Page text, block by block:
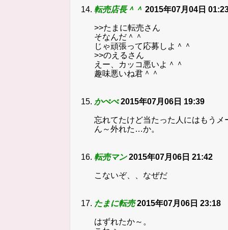
転売店長＾＾ 2015年07月04日
>>たまに転売さん
そなんだ＾＾
じゃ頑張って応募しよ＾＾
>>のえるさん
えー、カッコ悪いよ＾＾
趣味悪いね君＾＾
かぺぺ 2015年07月06日 19:39
忘れてたけど当たった人にはもうメ
ん～外れた…か。
転売マン 2015年07月06日 21:42
こないぞ、、なぜだ
たまに転売 2015年07月06日 23:18
はずれたか～。